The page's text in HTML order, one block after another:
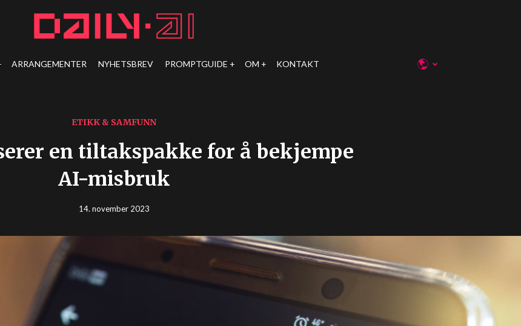
ARRANGEMENTER NYHETSBREV PROMPTGUIDE OM KONTAKT
ETIKK & SAMFUNN
en tiltakspakke for å bekjempe
AI-misbruk
14. november 2023